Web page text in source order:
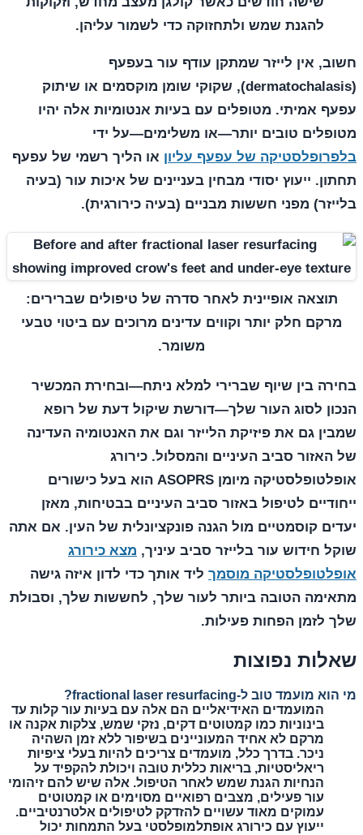
להגנת שמש ולתחזוקה כדי לשמור עליהן.
חשוב, אין לייזר שמתקן עודף עור בעפעף
(dermatochalasis), שקוקי שומן מוקסמים או שיתוק
עפעף אמיתי. מטופלים עם בעיות אנטומיות אלה יהיו
מטופלים טובים יותר—או משלימים—על ידי
בלפרופלסטיקה של עפעף עליון או הליך רשמי של עפעף
תחתון. ייעוץ יסודי מבחין בעניינים של איכות עור (בעיה
בלייזר) מפני חששות מבניים (בעיה כירורגית).
תוצאה אופיינית לאחר סדרה של טיפולים שברירים:
מרקם חלק יותר וקווים עדינים מרוכים עם ביטוי טבעי
משומר.
בחירה בין שיוף שברירי למלא ניתח—ובחירת המכשיר
הנכון לסוג העור שלך—דורשת שיקול דעת של רופא
שמבין גם את פיזיקת הלייזר וגם את האנטומיה העדינה
של האזור סביב העיניים והמסלול. כירורג
אופלטופלסטיקה מיומן ASOPRS הוא בעל כישורים
ייחודיים לטיפול באזור סביב העיניים בבטיחות, מאזן
יעדים קוסמטיים מול הגנה פונקציונלית של העין. אם אתה
שוקל חידוש עור בלייזר סביב עיניך, מצא כירורג
אופלטופלסטיקה מוסמך ליד אותך כדי לדון איזה גישה
מתאימה הטובה ביותר לעור שלך, לחששות שלך, וסבולת
שלך לזמן הפחות פעילות.
שאלות נפוצות
מי הוא מועמד טוב ל-fractional laser resurfacing?
המועמדים האידיאליים הם אלה עם בעיות עור קלות עד
בינוניות כמו קמטוטים דקים, נזקי שמש, צלקות אקנה או
מרקם לא אחיד המעוניינים בשיפור ללא זמן השהיה
ניכר. בדרך כלל, מועמדים צריכים להיות בעלי ציפיות
ריאליסטיות, בריאות כללית טובה ויכולת להקפיד על
הנחיות הגנת שמש לאחר הטיפול. אלה שיש להם זיהומי
עור פעילים, מצבים רפואיים מסוימים או קמטוטים
עמוקים מאוד עשויים להזדקק לטיפולים אלטרנטיביים.
ייעוץ עם כירורג אופתלמופלסטי בעל התמחות יכול